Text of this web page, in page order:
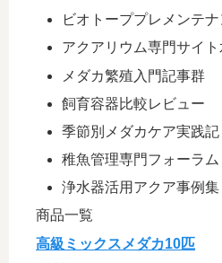
ビオトーププレメンテ
アクアリウム専門サイ
メダカ繁殖入門記事群
飼育容器比較レビュー
季節別メダカケア実践記
稚魚管理専門フォーラム
浄水器活用アクア事例集
商品一覧
高級ミックスメダカ10匹